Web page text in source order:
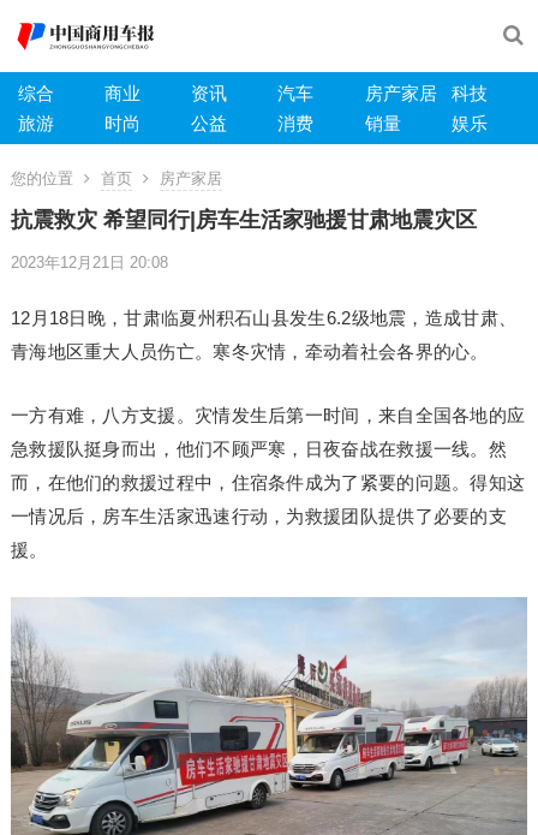
综合 商业 资讯 汽车 房产家居
科技
旅游
时尚 公益 消费 销量 娱乐
您的位置 首页 房产家居
抗震救灾 希望同行|房车生活家驰援甘肃地震灾区
2023年12月21日 20:08
12月18日晚，甘肃临夏州积石山县发生6.2级地震，造成甘肃、
青海地区重大人员伤亡。寒冬灾情，牵动着社会各界的心。
一方有难，八方支援。灾情发生后第一时间，来自全国各地的应
急救援队挺身而出，他们不顾严寒，日夜奋战在救援一线。然
而，在他们的救援过程中，住宿条件成为了紧要的问题。得知这
一情况后，房车生活家迅速行动，为救援团队提供了必要的支
援。